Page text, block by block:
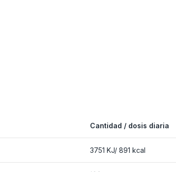
Cantidad / dosis diaria
3751 KJ/ 891 kcal